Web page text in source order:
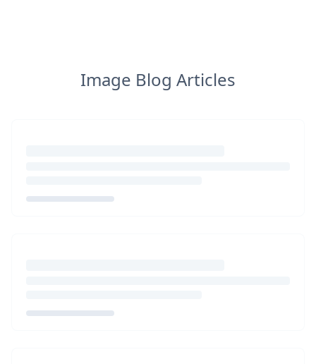
Image Blog Articles